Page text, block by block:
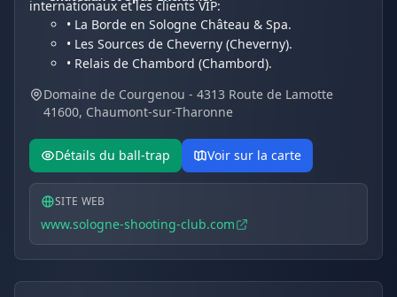
internationaux et les clients VIP:
• La Borde en Sologne Château & Spa.
• Les Sources de Cheverny (Cheverny).
• Relais de Chambord (Chambord).
• Les Hayes en Sologne (Fontaines-en-Sologne).
• Hotel Restaurant Le Vieux Fusil.
Domaine de Courgenou - 4313 Route de Lamotte
41600, Chaumont-sur-Tharonne
Détails du ball-trap Voir sur la carte
SITE WEB
www.sologne-shooting-club.com